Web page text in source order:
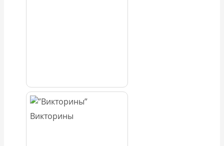
Викторины